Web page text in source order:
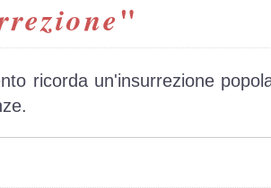
"
ricorda un'insurrezione